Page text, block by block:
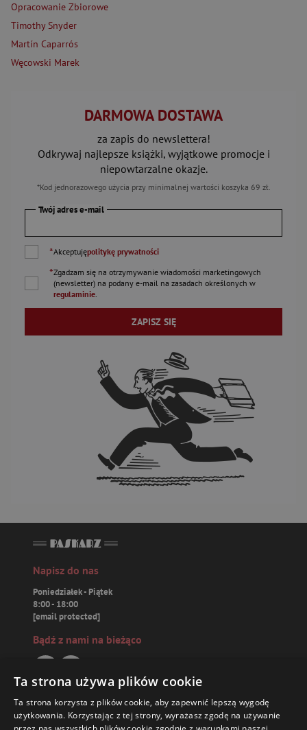
Opracowanie Zbiorowe
Timothy Snyder
Martín Caparrós
Węcowski Marek
DARMOWA DOSTAWA
za zapis do newslettera!
Odkrywaj najlepsze książki, wyjątkowe promocje i
niepowtarzalne okazje.
*Kod jednorazowego użycia przy minimalnej wartości koszyka 69 zł.
Twój adres e-mail
*Akceptujępolitykę prywatności
*Zgadzam się na otrzymywanie wiadomości marketingowych
(newsletter) na podany e-mail na zasadach określonych w
regulaminie.
ZAPISZ SIĘ
Napisz do nas
Poniedziałek - Piątek
8:00 - 18:00
[email protected]
Bądź z nami na bieżąco
Paskarz.pl
Ta strona używa plików cookie
Ta strona korzysta z plików cookie, aby zapewnić lepszą wygodę
użytkowania. Korzystając z tej strony, wyrażasz zgodę na używanie